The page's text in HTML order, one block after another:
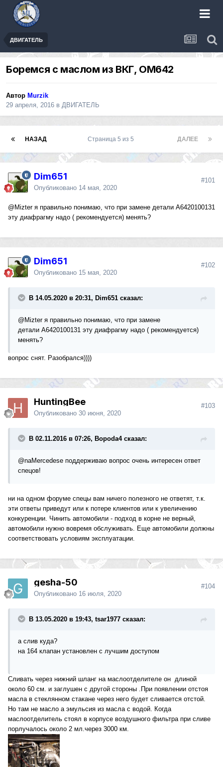
ДВИГАТЕЛЬ
Боремся с маслом из ВКГ, ОМ642
Автор Murzik
29 апреля, 2016 в ДВИГАТЕЛЬ
НАЗАД ДАЛЕЕ
Страница 5 из 5
Dim651
Опубликовано 14 мая, 2020
#101
@Mizterя правильно понимаю, что при замене детали A6420100131
эту диафрагму надо ( рекомендуется) менять?
Dim651
Опубликовано 15 мая, 2020
#102
В 14.05.2020 в 20:31, Dim651 сказал:
@Mizterя правильно понимаю, что при замене
детали A6420100131 эту диафрагму надо ( рекомендуется)
менять?
вопрос снят. Разобрался))))
HuntingBee
Опубликовано 30 июня, 2020
#103
В 02.11.2016 в 07:26, Bopoda4 сказал:
@naMercedese поддерживаю вопрос очень интересен ответ
спецов!
ни на одном форуме спецы вам ничего полезного не ответят, т.к.
эти ответы приведут или к потере клиентов или к увеличению
конкуренции. Чинить автомобили - подход в корне не верный,
автомобили нужно вовремя обслуживать. Еще автомобили должны
соответствовать условиям эксплуатации.
gesha-50
Опубликовано 16 июля, 2020
#104
В 13.05.2020 в 19:43, tsar1977 сказал:
а слив куда?
на 164 клапан установлен с лучшим доступом
Сливать через нижний шланг на маслоотделителе он длиной
около 60 см. и заглушен с другой стороны .При появлении отстоя
масла в стеклянном стакане через него будет сливается отстой.
Но там не масло а эмульсия из масла с водой. Когда
маслоотделитель стоял в корпусе воздушного фильтра при сливе
порлучалось около 2 мл.через 3000 км.